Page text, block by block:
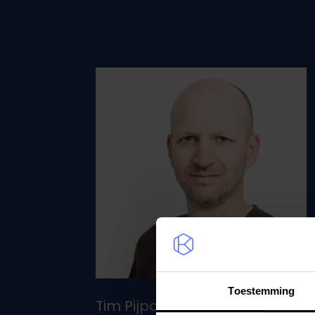
Toestemming
Tim Pijpops